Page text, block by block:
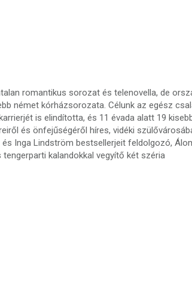
romantikus sorozat és telenovella, de
német kórházsorozata. Célunk az egész
is elindította, és 11 évada alatt 19
és önfejűségéről híres, vidéki
Inga Lindström bestsellerjeit feldolgozó,
kalandokkal vegyítő két széria